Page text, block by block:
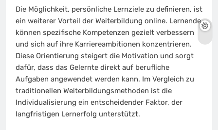
Die Möglichkeit, persönliche Lernziele zu definieren, ist
ein weiterer Vorteil der Weiterbildung online. Lernende
können spezifische Kompetenzen gezielt verbessern
und sich auf ihre Karriereambitionen konzentrieren.
Diese Orientierung steigert die Motivation und sorgt
dafür, dass das Gelernte direkt auf berufliche
Aufgaben angewendet werden kann. Im Vergleich zu
traditionellen Weiterbildungsmethoden ist die
Individualisierung ein entscheidender Faktor, der
langfristigen Lernerfolg unterstützt.